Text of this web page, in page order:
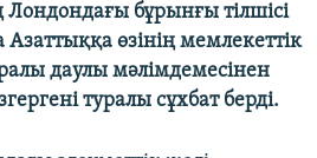
Лондондағы бұрынғы тілшісі
өзінің мемлекеттік
даулы мәлімдемесінен
туралы сұхбат берді.